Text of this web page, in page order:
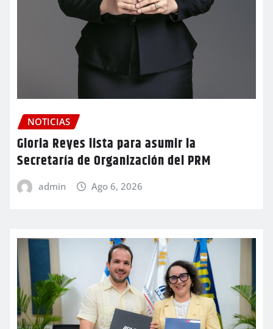
NOTICIAS
Gloria Reyes lista para asumir la
Secretaría de Organización del PRM
admin Ago 6, 2026